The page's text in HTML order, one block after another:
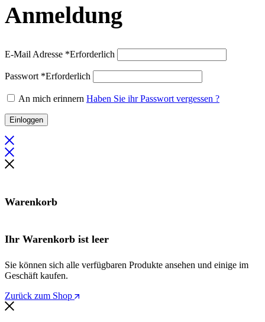
Anmeldung
E-Mail Adresse *Erforderlich
Passwort *Erforderlich
An mich erinnern Haben Sie ihr Passwort vergessen ?
Einloggen
Warenkorb
Ihr Warenkorb ist leer
Sie können sich alle verfügbaren Produkte ansehen und einige im
Geschäft kaufen.
Zurück zum Shop